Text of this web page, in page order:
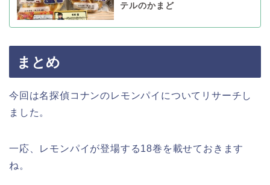
テルのかまど
まとめ
今回は名探偵コナンのレモンパイについてリサーチし
ました。
一応、レモンパイが登場する18巻を載せておきます
ね。